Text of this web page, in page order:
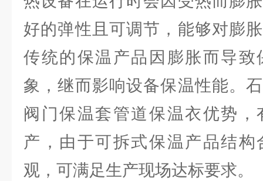
好的弹性且可调节，能够对膨
传统的保温产品因膨胀而导致
象，继而影响设备保温性能。
阀门保温套管道保温衣优势
产，由于可拆式保温产品结
观，可满足生产现场达标要求。